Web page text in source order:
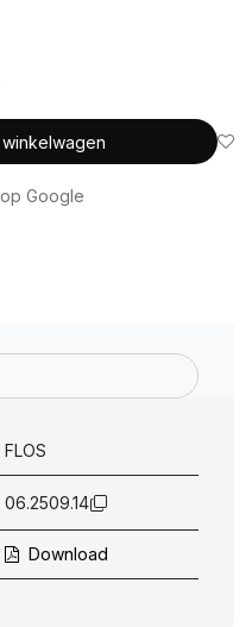
winkelwagen
op Google
FLOS
06.2509.14
Download